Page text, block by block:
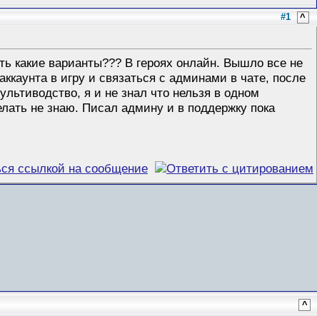
#1 ^
какие варианты??? В героях онлайн. Вышло все не
в игру и связаться с админами в чате, после
я и не знал что нельзя в одном
не знаю. Писал админу и в поддержку пока
^